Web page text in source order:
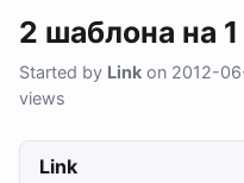
2 шаблона на 1
Started by Link on 2012-
views
Link